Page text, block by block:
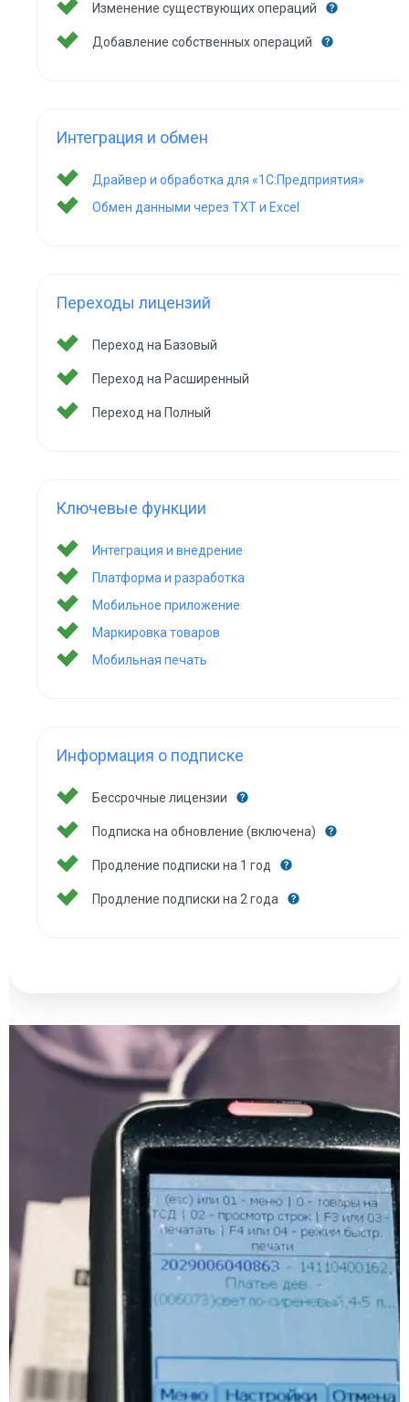
Изменение существующих операций
Добавление собственных операций
Интеграция и обмен
Драйвер и обработка для «1С:Предприятия»
Обмен данными через TXT и Excel
Переходы лицензий
Переход на Базовый
Переход на Расширенный
Переход на Полный
Ключевые функции
Интеграция и внедрение
Платформа и разработка
Мобильное приложение
Маркировка товаров
Мобильная печать
Информация о подписке
Бессрочные лицензии
Подписка на обновление (включена)
Продление подписки на 1 год
Продление подписки на 2 года